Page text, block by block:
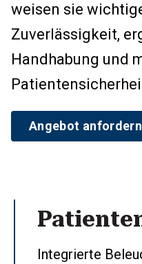
weisen sie
Zuverlässigkeit,
Handhabung und
Angebot anfordern
Integrierte